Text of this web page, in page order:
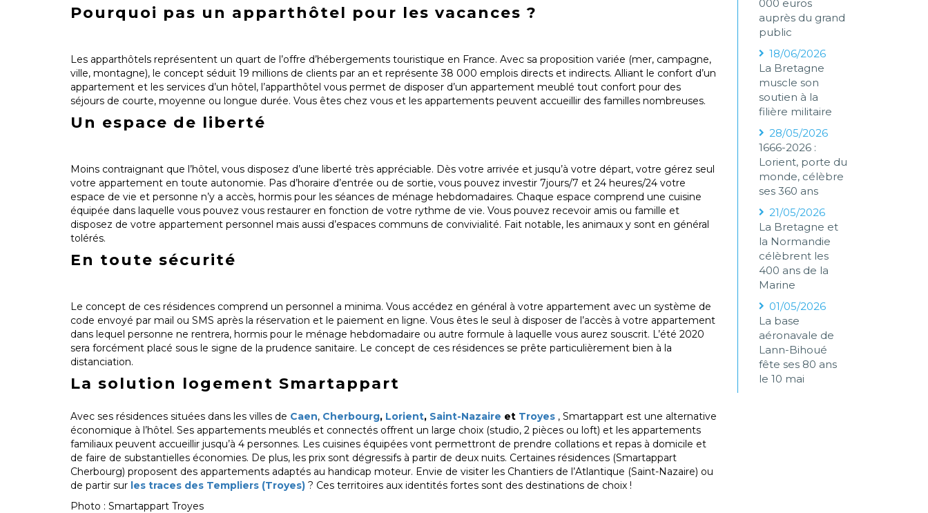
Pourquoi pas un apparthôtel pour les vacances ?
Les apparthôtels représentent un quart de l’offre d’hébergements touristique en France. Avec sa proposition variée (mer, campagne,
ville, montagne), le concept séduit 19 millions de clients par an et représente 38 000 emplois directs et indirects. Alliant le confort d’un
appartement et les services d’un hôtel, l’apparthôtel vous permet de disposer d’un appartement meublé tout confort pour des
séjours de courte, moyenne ou longue durée. Vous êtes chez vous et les appartements peuvent accueillir des familles nombreuses.
Un espace de liberté
Moins contraignant que l’hôtel, vous disposez d’une liberté très appréciable. Dès votre arrivée et jusqu’à votre départ, votre gérez seul
votre appartement en toute autonomie. Pas d’horaire d’entrée ou de sortie, vous pouvez investir 7jours/7 et 24 heures/24 votre
espace de vie et personne n’y a accès, hormis pour les séances de ménage hebdomadaires. Chaque espace comprend une cuisine
équipée dans laquelle vous pouvez vous restaurer en fonction de votre rythme de vie. Vous pouvez recevoir amis ou famille et
disposez de votre appartement personnel mais aussi d’espaces communs de convivialité. Fait notable, les animaux y sont en général
tolérés.
En toute sécurité
Le concept de ces résidences comprend un personnel a minima. Vous accédez en général à votre appartement avec un système de
code envoyé par mail ou SMS après la réservation et le paiement en ligne. Vous êtes le seul à disposer de l’accès à votre appartement
dans lequel personne ne rentrera, hormis pour le ménage hebdomadaire ou autre formule à laquelle vous aurez souscrit. L’été 2020
sera forcément placé sous le signe de la prudence sanitaire. Le concept de ces résidences se prête particulièrement bien à la
distanciation.
La solution logement Smartappart
Avec ses résidences situées dans les villes de Caen, Cherbourg, Lorient, Saint-Nazaire et Troyes , Smartappart est une alternative
économique à l’hôtel. Ses appartements meublés et connectés offrent un large choix (studio, 2 pièces ou loft) et les appartements
familiaux peuvent accueillir jusqu’à 4 personnes. Les cuisines équipées vont permettront de prendre collations et repas à domicile et
de faire de substantielles économies. De plus, les prix sont dégressifs à partir de deux nuits. Certaines résidences (Smartappart
Cherbourg) proposent des appartements adaptés au handicap moteur. Envie de visiter les Chantiers de l’Atlantique (Saint-Nazaire) ou
de partir sur les traces des Templiers (Troyes) ? Ces territoires aux identités fortes sont des destinations de choix !
Photo : Smartappart Troyes
000 euros
auprès du grand
public
18/06/2026
La Bretagne
muscle son
soutien à la
filière militaire
28/05/2026
1666-2026 :
Lorient, porte du
monde, célèbre
ses 360 ans
21/05/2026
La Bretagne et
la Normandie
célèbrent les
400 ans de la
Marine
01/05/2026
La base
aéronavale de
Lann-Bihoué
fête ses 80 ans
le 10 mai